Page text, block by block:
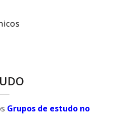
Grupos de estudo no